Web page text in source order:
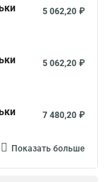
5 062,20 ₽
5 062,20 ₽
7 480,20 ₽
Показать больше